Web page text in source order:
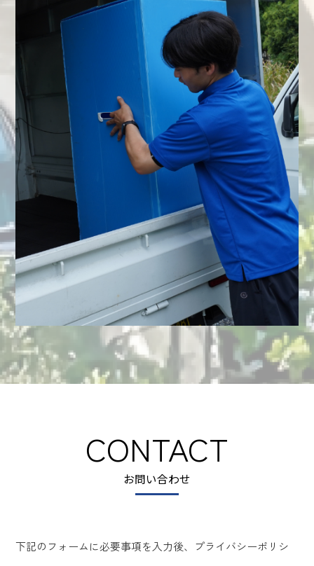
CONTACT
お問い合わせ
下記のフォームに必要事項を入力後、プライバシーポリシ